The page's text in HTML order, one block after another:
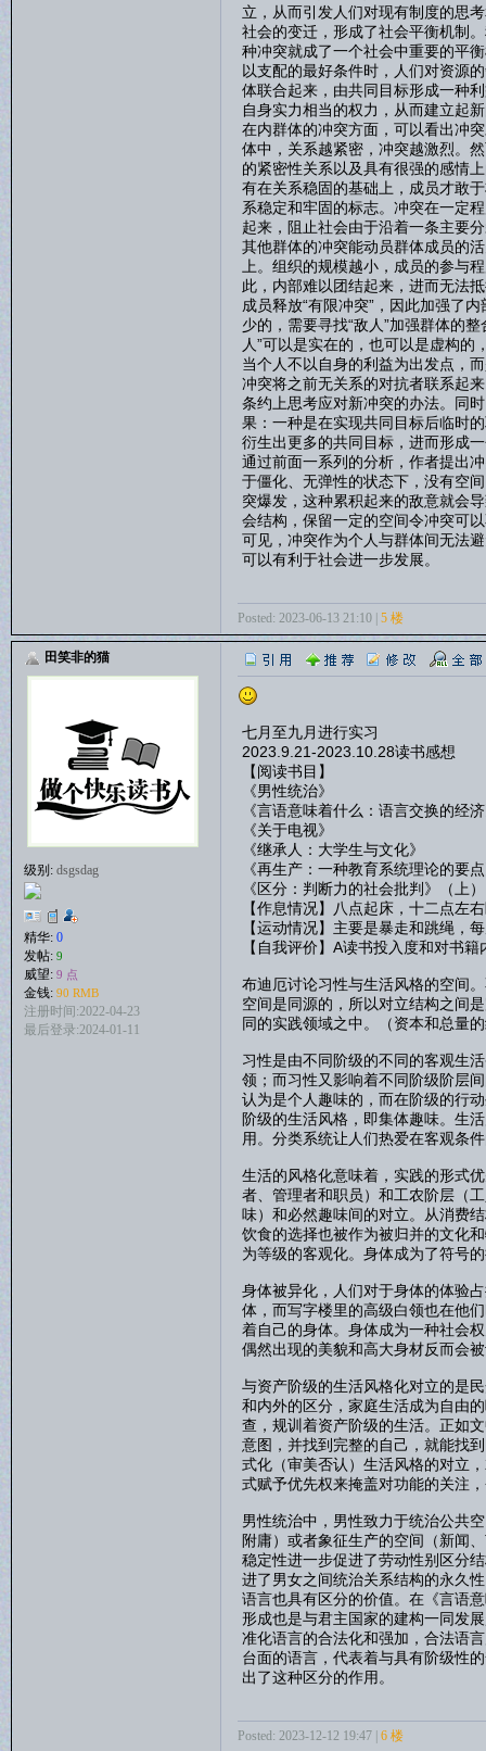
立，从而引发人们对现有制度的思
社会的变迁，形成了社会平衡机制
种冲突就成了一个社会中重要的平
以支配的最好条件时，人们对资源
体联合起来，由共同目标形成一种
自身实力相当的权力，从而建立起
在内群体的冲突方面，可以看出冲
体中，关系越紧密，冲突越激烈。
的紧密性关系以及具有很强的感情
有在关系稳固的基础上，成员才敢
系稳定和牢固的标志。冲突在一定
起来，阻止社会由于沿着一条主要
其他群体的冲突能动员群体成员的
上。组织的规模越小，成员的参与
此，内部难以团结起来，进而无法
成员释放“有限冲突”，因此加强了
少的，需要寻找“敌人”加强群体的
人”可以是实在的，也可以是虚构
当个人不以自身的利益为出发点，
冲突将之前无关系的对抗者联系起
条约上思考应对新冲突的办法。同
果：一种是在实现共同目标后临时
衍生出更多的共同目标，进而形成
通过前面一系列的分析，作者提出
于僵化、无弹性的状态下，没有空
突爆发，这种累积起来的敌意就会
会结构，保留一定的空间令冲突可
可见，冲突作为个人与群体间无法
可以有利于社会进一步发展。
Posted: 2023-06-13 21:10 | 5 楼
田笑非的猫
级别: dsgsdag
精华: 0
发帖: 9
威望: 9 点
金钱: 90 RMB
注册时间:2022-04-23
最后登录:2024-01-11
七月至九月进行实习
2023.9.21-2023.10.28读书感想
【阅读书目】
《男性统治》
《言语意味着什么：语言交换的经
《关于电视》
《继承人：大学生与文化》
《再生产：一种教育系统理论的要
《区分：判断力的社会批判》（上）
【作息情况】八点起床，十二点左
【运动情况】主要是暴走和跳绳，
【自我评价】A读书投入度和对书
布迪厄讨论习性与生活风格的空间
空间是同源的，所以对立结构之间
同的实践领域之中。（资本和总量
习性是由不同阶级的不同的客观生
领；而习性又影响着不同阶级阶层
认为是个人趣味的，而在阶级的行
阶级的生活风格，即集体趣味。生
用。分类系统让人们热爱在客观条
生活的风格化意味着，实践的形式
者、管理者和职员）和工农阶层（
味）和必然趣味间的对立。从消费
饮食的选择也被作为被归并的文化
为等级的客观化。身体成为了符号
身体被异化，人们对于身体的体验
体，而写字楼里的高级白领也在他
着自己的身体。身体成为一种社会
偶然出现的美貌和高大身材反而会
与资产阶级的生活风格化对立的是
和内外的区分，家庭生活成为自由
查，规训着资产阶级的生活。正如
意图，并找到完整的自己，就能找
式化（审美否认）生活风格的对立
式赋予优先权来掩盖对功能的关注
男性统治中，男性致力于统治公共
附庸）或者象征生产的空间（新闻
稳定性进一步促进了劳动性别区分
进了男女之间统治关系结构的永久
语言也具有区分的价值。在《言语
形成也是与君主国家的建构一同发
准化语言的合法化和强加，合法语
台面的语言，代表着与具有阶级性
出了这种区分的作用。
Posted: 2023-12-12 19:47 | 6 楼